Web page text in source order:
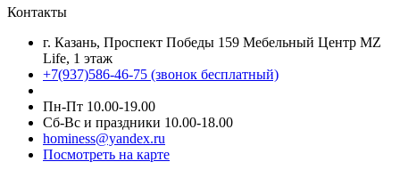
Контакты
г. Казань, Проспект Победы 159 Мебельный Центр MZ
Life, 1 этаж
+7(937)586-46-75 (звонок бесплатный)
Пн-Пт 10.00-19.00
Сб-Вс и праздники 10.00-18.00
hominess@yandex.ru
Посмотреть на карте